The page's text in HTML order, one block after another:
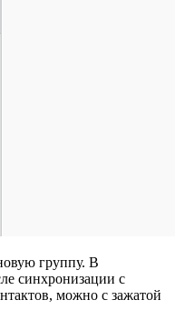
группу. В
синхронизации с
можно с зажатой